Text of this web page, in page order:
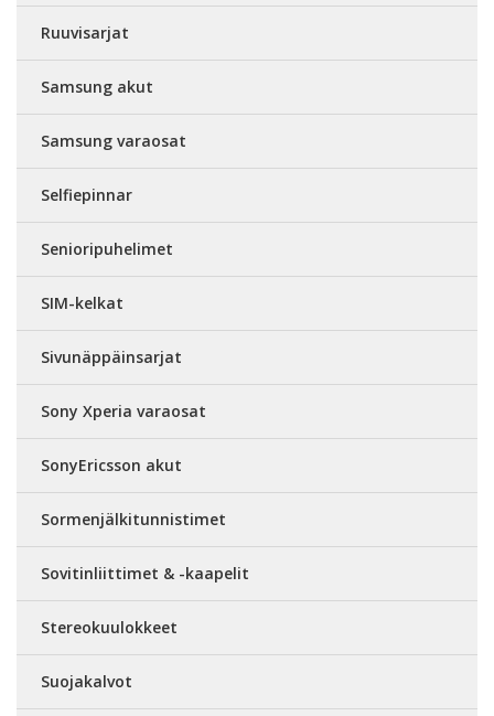
Ruuvisarjat
Samsung akut
Samsung varaosat
Selfiepinnar
Senioripuhelimet
SIM-kelkat
Sivunäppäinsarjat
Sony Xperia varaosat
SonyEricsson akut
Sormenjälkitunnistimet
Sovitinliittimet & -kaapelit
Stereokuulokkeet
Suojakalvot